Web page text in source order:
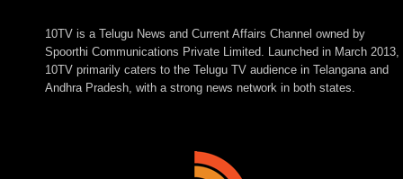
10TV is a Telugu News and Current Affairs Channel owned by
Spoorthi Communications Private Limited. Launched in March 2013,
10TV primarily caters to the Telugu TV audience in Telangana and
Andhra Pradesh, with a strong news network in both states.